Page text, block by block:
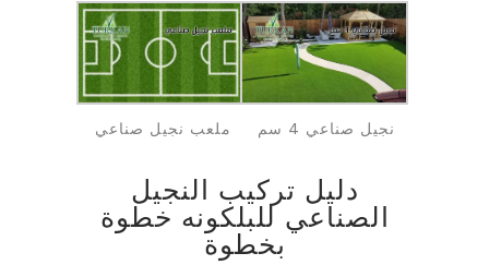
نجيل صناعي 4 سم ملعب نجيل صناعي
دليل تركيب النجيل
الصناعي للبلكونه خطوة
بخطوة